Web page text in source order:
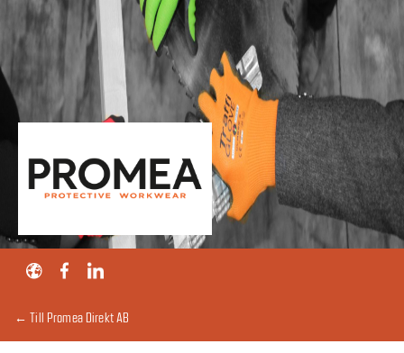
← Till Promea Direkt AB